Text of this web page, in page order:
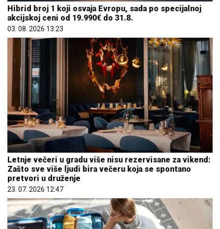
Hibrid broj 1 koji osvaja Evropu, sada po specijalnoj
akcijskoj ceni od 19.990€ do 31.8.
03. 08. 2026 13:23
Letnje večeri u gradu više nisu rezervisane za vikend:
Zašto sve više ljudi bira večeru koja se spontano
pretvori u druženje
23. 07. 2026 12:47